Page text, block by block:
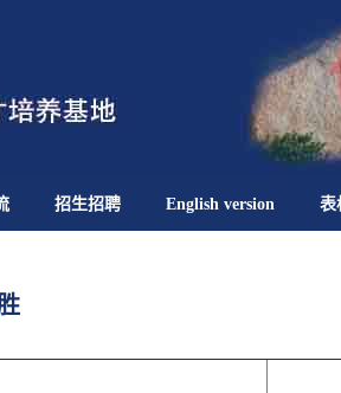
招生招聘 English version 表